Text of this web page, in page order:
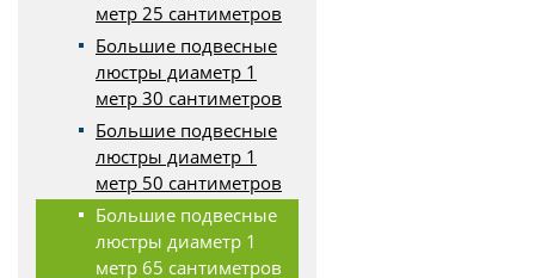
метр 25 сантиметров
Большие подвесные
люстры диаметр 1
метр 30 сантиметров
Большие подвесные
люстры диаметр 1
метр 50 сантиметров
Большие подвесные
люстры диаметр 1
метр 65 сантиметров